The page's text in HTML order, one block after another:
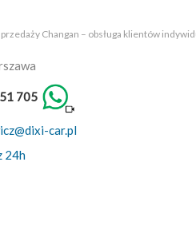
Changan – obsługa klientów
705
car.pl
24h